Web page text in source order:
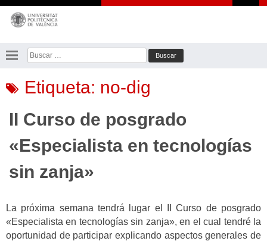
Saltar
contenido
Buscar:
Etiqueta: no-dig
II Curso de posgrado
«Especialista en tecnologías
sin zanja»
La próxima semana tendrá lugar el II Curso de posgrado
«Especialista en tecnologías sin zanja», en el cual tendré la
oportunidad de participar explicando aspectos generales de